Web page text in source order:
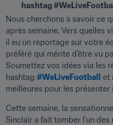
hashtag #WeLiveFootball
Nous cherchons à savoir ce
après semaine. Vers quelles
il eu un reportage sur votre
préféré qui mérite d'être vu
Soumettez vos idées via les
hashtag #WeLiveFootball
et
meilleures pour les présenter
Cette semaine, la
Sinclair a fait tomber l'un